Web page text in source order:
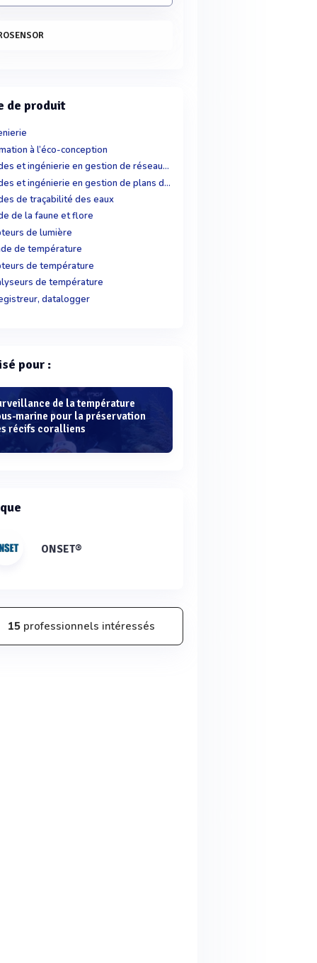
de produit
à l’éco-conception
Etudes et ingénierie en gestion de réseaux d'eau
Etudes et ingénierie en gestion de plans d'eau
de traçabilité des eaux
de la faune et flore
de lumière
de température
de température
de température
datalogger
pour :
de la température
marine pour la préservation
récifs coralliens
ONSET®
15 professionnels intéressés